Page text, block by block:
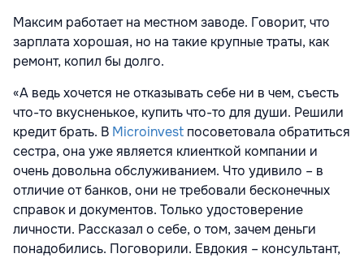
Максим работает на местном заводе. Говорит, что
зарплата хорошая, но на такие крупные траты, как
ремонт, копил бы долго.
«А ведь хочется не отказывать себе ни в чем, съесть
что-то вкусненькое, купить что-то для души. Решили
кредит брать. В Microinvest посоветовала обратиться
сестра, она уже является клиенткой компании и
очень довольна обслуживанием. Что удивило – в
отличие от банков, они не требовали бесконечных
справок и документов. Только удостоверение
личности. Рассказал о себе, о том, зачем деньги
понадобились. Поговорили. Евдокия – консультант,